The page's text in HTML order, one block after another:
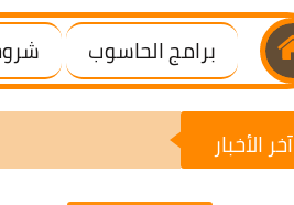
برامج الحاسوب
آخر الأخبار